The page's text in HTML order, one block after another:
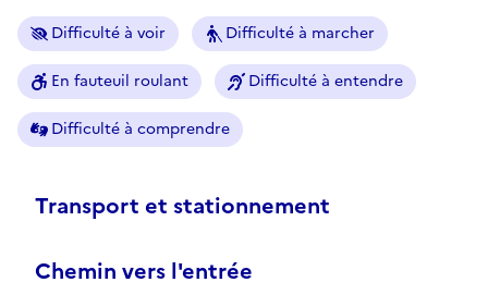
Difficulté à voir Difficulté à marcher
En fauteuil roulant Difficulté à entendre
Difficulté à comprendre
Transport et stationnement
Chemin vers l'entrée